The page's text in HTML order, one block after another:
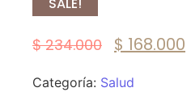
SALE!
$234.000 $ 168.000
Categoría: Salud